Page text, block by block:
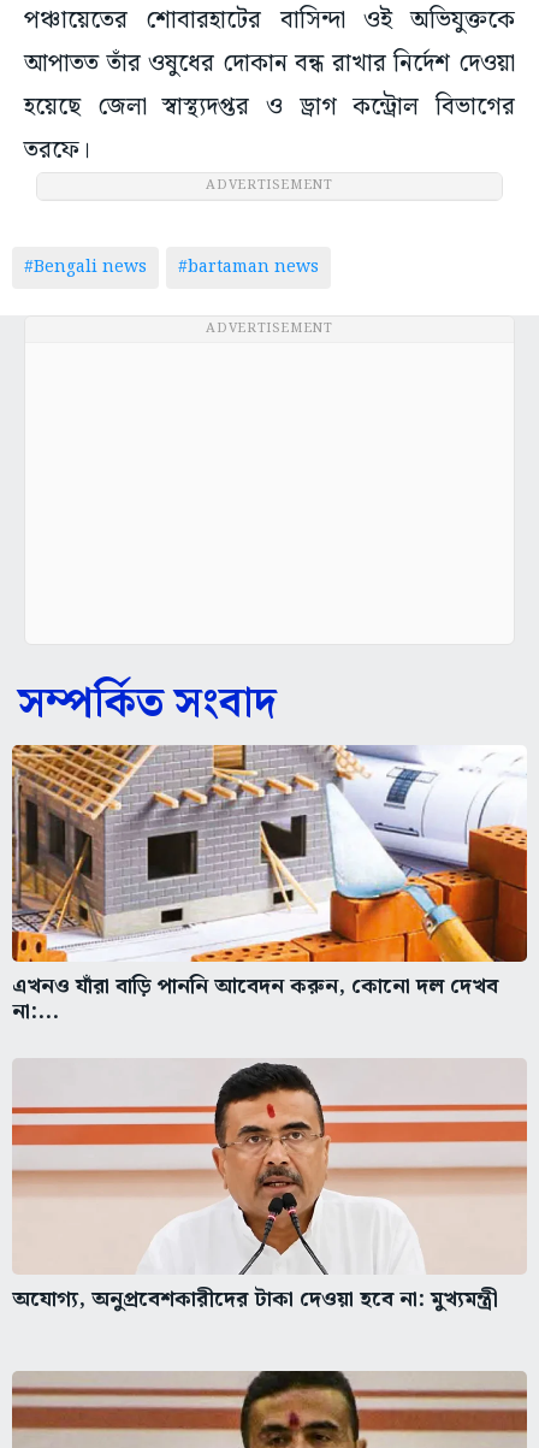
পঞ্চায়েতের শোবারহাটের বাসিন্দা ওই অভিযুক্তকে
আপাতত তাঁর ওষুধের দোকান বন্ধ রাখার নির্দেশ দেওয়া
হয়েছে জেলা স্বাস্থ্যদপ্তর ও ড্রাগ কন্ট্রোল বিভাগের
তরফে।
ADVERTISEMENT
#Bengali news #bartaman news
ADVERTISEMENT
সম্পর্কিত সংবাদ
এখনও যাঁরা বাড়ি পাননি আবেদন করুন, কোনো দল দেখব
না:...
অযোগ্য, অনুপ্রবেশকারীদের টাকা দেওয়া হবে না: মুখ্যমন্ত্রী